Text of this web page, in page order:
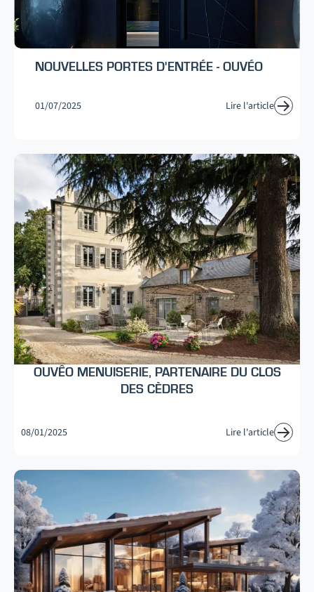
NOUVELLES PORTES D'ENTRÉE - OUVÉO
01/07/2025 Lire l'article
OUVÊO MENUISERIE, PARTENAIRE DU CLOS
DES CÈDRES
08/01/2025 Lire l'article